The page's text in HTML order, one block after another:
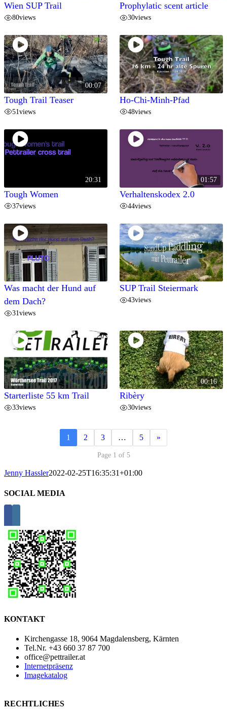
Wien SUP Trail
80views
Prophylatic scent article
30views
00:07
Tough Trail Teaser
51views
Ho-Chi-Minh-Pfad
48views
20:31
Tough Women
37views
01:57
Verhaltenskodex 2.0
44views
Was macht der Hund auf
dem Dach?
31views
SUP Trail Steiermark
43views
Starterliste 55 km Trail
33views
00:16
Ribèry
30views
1 2 3 … 5 »
Page 1 of 5
Jenny Hassler2022-02-25T16:35:31+01:00
SOCIAL MEDIA
KONTAKT
Kirchengasse 18, 9064 Magdalensberg, Kärnten
Tel.Nr. +43 660 37 87 700
office@pettrailer.at
Internetpräsenz
Imagekatalog
RECHTLICHES